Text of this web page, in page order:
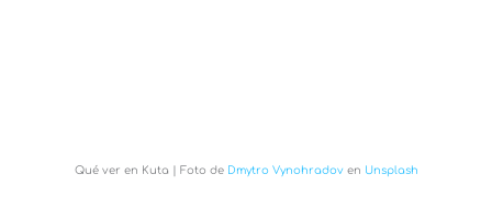
Qué ver en Kuta | Foto de Dmytro Vynohradoven Unsplash